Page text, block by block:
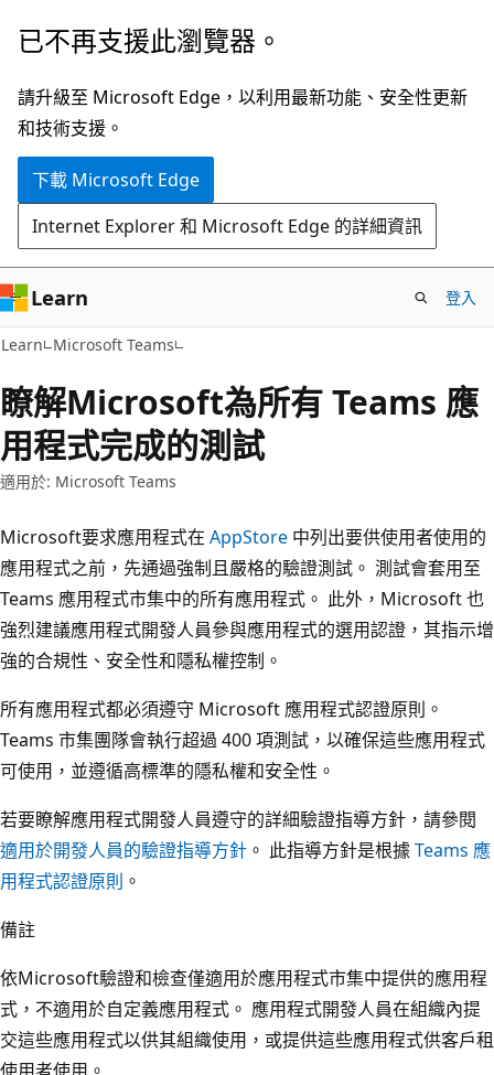
跳
主
要
內
已不再支援此瀏覽器。
請升級至 Microsoft Edge，以利用最新功能、安全性更新
和技術支援。
下載 Microsoft Edge
Internet Explorer 和 Microsoft Edge 的詳細資訊
Learn 登入
Learn Microsoft Teams
瞭解Microsoft為所有 Teams 應
用程式完成的測試
適用於: Microsoft Teams
Microsoft要求應用程式在 AppStore 中列出要供使用者使用的
應用程式之前，先通過強制且嚴格的驗證測試。 測試會套用至
Teams 應用程式市集中的所有應用程式。 此外，Microsoft 也
強烈建議應用程式開發人員參與應用程式的選用認證，其指示增
強的合規性、安全性和隱私權控制。
所有應用程式都必須遵守 Microsoft 應用程式認證原則。
Teams 市集團隊會執行超過 400 項測試，以確保這些應用程式
可使用，並遵循高標準的隱私權和安全性。
若要瞭解應用程式開發人員遵守的詳細驗證指導方針，請參閱
適用於開發人員的驗證指導方針 。 此指導方針是根據Teams 應
用程式認證原則 。
備註
依Microsoft驗證和檢查僅適用於應用程式市集中提供的應用程
式，不適用於自定義應用程式。 應用程式開發人員在組織內提
交這些應用程式以供其組織使用，或提供這些應用程式供客戶租
使用者使用。